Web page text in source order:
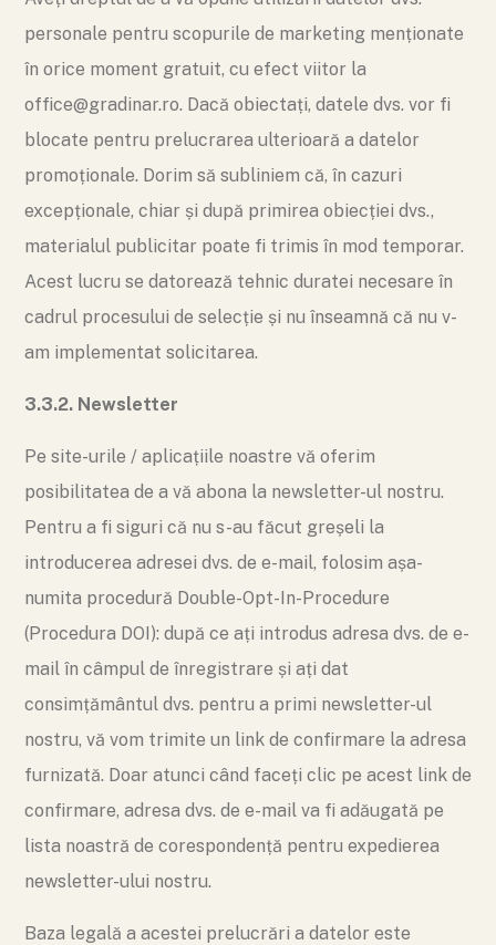
personale pentru scopurile de marketing menționate
în orice moment gratuit, cu efect viitor la
office@gradinar.ro. Dacă obiectați, datele dvs. vor fi
blocate pentru prelucrarea ulterioară a datelor
promoționale. Dorim să subliniem că, în cazuri
excepționale, chiar și după primirea obiecției dvs.,
materialul publicitar poate fi trimis în mod temporar.
Acest lucru se datorează tehnic duratei necesare în
cadrul procesului de selecție și nu înseamnă că nu v-
am implementat solicitarea.
3.3.2. Newsletter
Pe site-urile / aplicațiile noastre vă oferim
posibilitatea de a vă abona la newsletter-ul nostru.
Pentru a fi siguri că nu s-au făcut greșeli la
introducerea adresei dvs. de e-mail, folosim așa-
numita procedură Double-Opt-In-Procedure
(Procedura DOI): după ce ați introdus adresa dvs. de e-
mail în câmpul de înregistrare și ați dat
consimțământul dvs. pentru a primi newsletter-ul
nostru, vă vom trimite un link de confirmare la adresa
furnizată. Doar atunci când faceți clic pe acest link de
confirmare, adresa dvs. de e-mail va fi adăugată pe
lista noastră de corespondență pentru expedierea
newsletter-ului nostru.
Baza legală a acestei prelucrări a datelor este